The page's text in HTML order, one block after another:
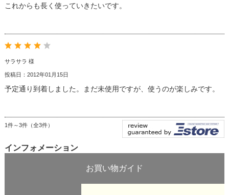
これからも長く使っていきたいです。
サラサラ 様
投稿日：2012年01月15日
予定通り到着しました。まだ未使用ですが、使うのが楽しみです。
1件～3件（全3件）
インフォメーション
お買い物ガイド